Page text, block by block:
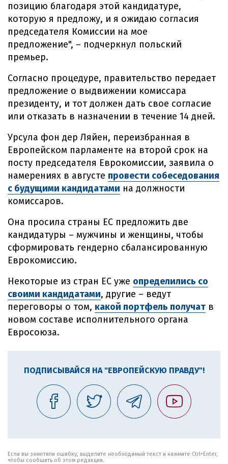
позицию благодаря этой кандидатуре,
которую я предложу, и я ожидаю согласия
председателя Комиссии на мое
предложение", – подчеркнул польский
премьер.
Согласно процедуре, правительство передает
предложение о выдвижении комиссара
президенту, и тот должен дать свое согласие
или отказать в назначении в течение 14 дней.
Урсула фон дер Ляйен, переизбранная в
Европейском парламенте на второй срок на
посту председателя Еврокомиссии, заявила о
намерениях в августе провести собеседования
с будущими кандидатами на должности
комиссаров.
Она просила страны ЕС предложить две
кандидатуры – мужчины и женщины, чтобы
сформировать гендерно сбалансированную
Еврокомиссию.
Некоторые из стран ЕС уже определились со
своими кандидатами, другие – ведут
переговоры о том, какой портфель получат в
новом составе исполнительного органа
Евросоюза.
ПОДПИСЫВАЙСЯ НА "ЕВРОПЕЙСКУЮ ПРАВДУ"!
Если вы заметили ошибку, выделите необходимый текст и нажмите Ctrl+Enter,
чтобы сообщить об этом редакции.